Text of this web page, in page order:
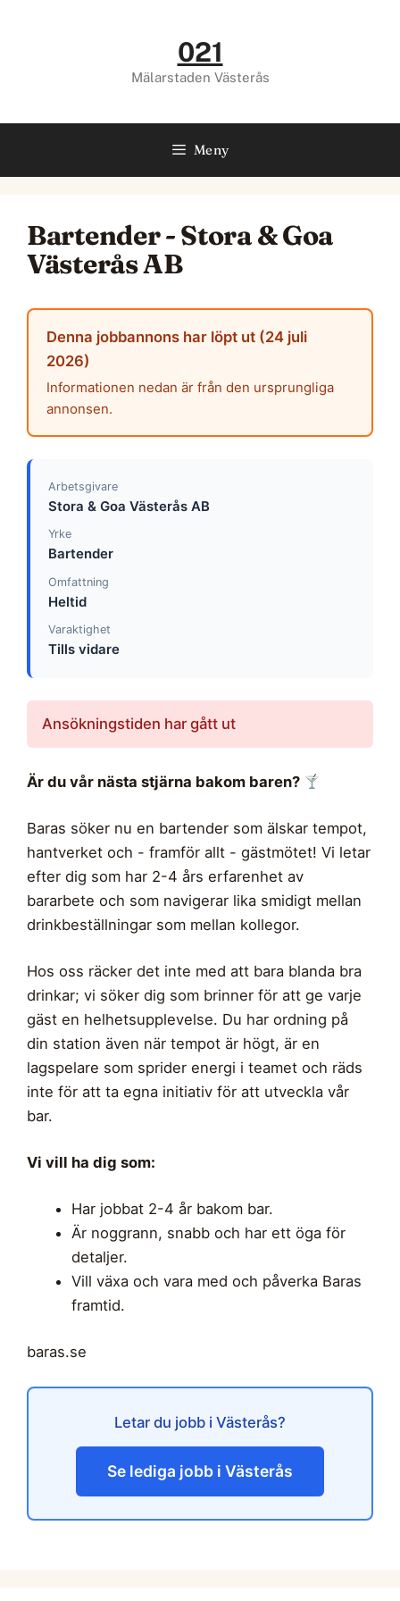
021
Mälarstaden Västerås
Meny
Bartender - Stora & Goa
Västerås AB
Denna jobbannons har löpt ut (24 juli
2026)
Informationen nedan är från den ursprungliga
annonsen.
Arbetsgivare
Stora & Goa Västerås AB
Yrke
Bartender
Omfattning
Heltid
Varaktighet
Tills vidare
Ansökningstiden har gått ut
Är du vår nästa stjärna bakom baren?
Baras söker nu en bartender som älskar tempot,
hantverket och - framför allt - gästmötet! Vi letar
efter dig som har 2-4 års erfarenhet av
bararbete och som navigerar lika smidigt mellan
drinkbeställningar som mellan kollegor.
Hos oss räcker det inte med att bara blanda bra
drinkar; vi söker dig som brinner för att ge varje
gäst en helhetsupplevelse. Du har ordning på
din station även när tempot är högt, är en
lagspelare som sprider energi i teamet och räds
inte för att ta egna initiativ för att utveckla vår
bar.
Vi vill ha dig som:
Har jobbat 2-4 år bakom bar.
Är noggrann, snabb och har ett öga för
detaljer.
Vill växa och vara med och påverka Baras
framtid.
baras.se
Letar du jobb i Västerås?
Se lediga jobb i Västerås